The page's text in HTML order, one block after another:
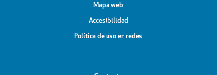
Mapa web
Accesibilidad
Política de uso en redes